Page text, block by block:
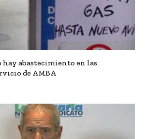
hay abastecimiento en las
de AMBA